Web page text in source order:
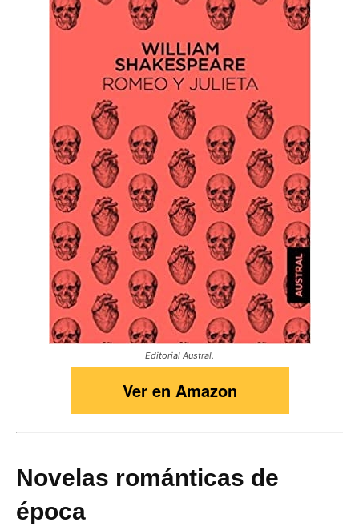
Editorial Austral.
Ver en Amazon
Novelas románticas de
época